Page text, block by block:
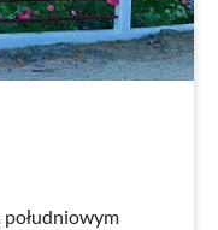
południowym